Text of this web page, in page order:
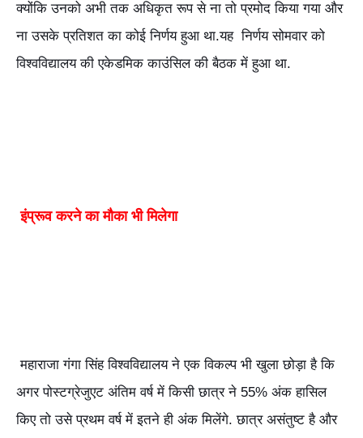
क्योंकि उनको अभी तक अधिकृत रूप से ना तो प्रमोद किया गया और
ना उसके प्रतिशत का कोई निर्णय हुआ था.यह निर्णय सोमवार को
विश्वविद्यालय की एकेडमिक काउंसिल की बैठक में हुआ था.
इंप्रूव करने का मौका भी मिलेगा
महाराजा गंगा सिंह विश्वविद्यालय ने एक विकल्प भी खुला छोड़ा है कि
अगर पोस्टग्रेजुएट अंतिम वर्ष में किसी छात्र ने 55% अंक हासिल
किए तो उसे प्रथम वर्ष में इतने ही अंक मिलेंगे. छात्र असंतुष्ट है और